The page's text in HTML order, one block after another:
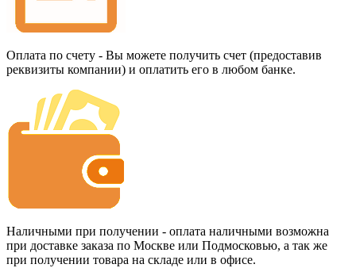
Оплата по счету - Вы можете получить счет (предоставив
реквизиты компании) и оплатить его в любом банке.
Наличными при получении - оплата наличными возможна
при доставке заказа по Москве или Подмосковью, а так же
при получении товара на складе или в офисе.